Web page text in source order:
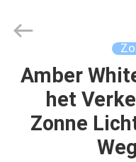
HUIS
PRODUCTEN
Ltd..
Amber
het
Zonne